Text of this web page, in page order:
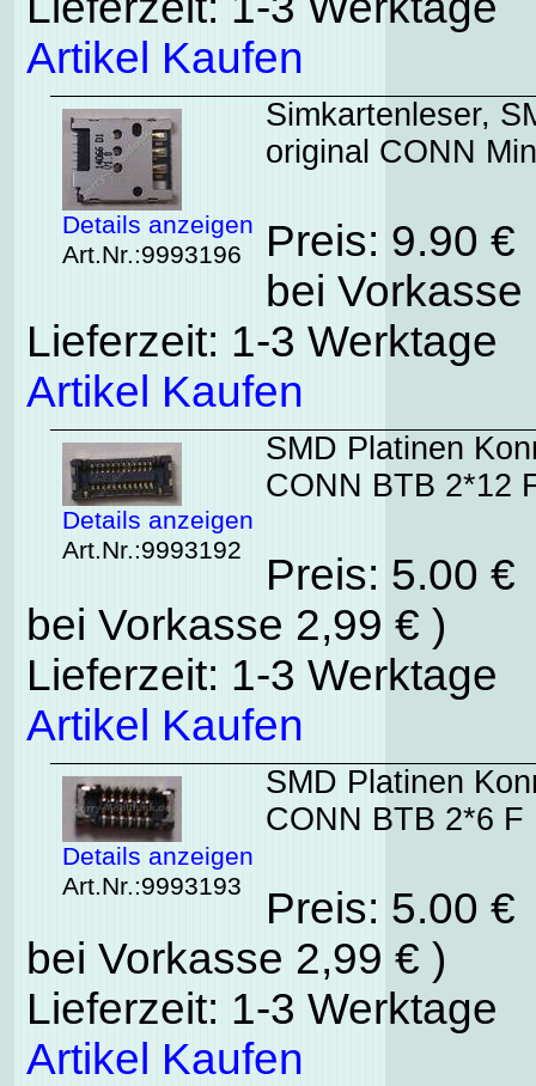
Artikel Kaufen
Details anzeigen
Art.Nr.:9993196
Simkartenleser,
original CONN
Preis: 9.90
bei
Lieferzeit: 1-3 Werktage
Artikel Kaufen
Details anzeigen
Art.Nr.:9993192
SMD Platinen
CONN BTB 2*12
Preis: 5.00
bei Vorkasse 2,99 € )
Lieferzeit: 1-3 Werktage
Artikel Kaufen
Details anzeigen
Art.Nr.:9993193
SMD Platinen
CONN BTB 2*6 F
Preis: 5.00
bei Vorkasse 2,99 € )
Lieferzeit: 1-3 Werktage
Artikel Kaufen